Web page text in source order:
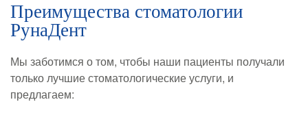
Преимущества стоматологии
РунаДент
Мы заботимся о том, чтобы наши пациенты получали
только лучшие стоматологические услуги, и
предлагаем: